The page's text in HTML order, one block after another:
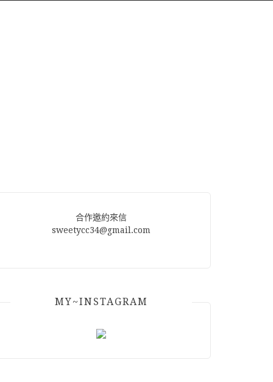
合作邀約來信
sweetycc34@gmail.com
MY~INSTAGRAM